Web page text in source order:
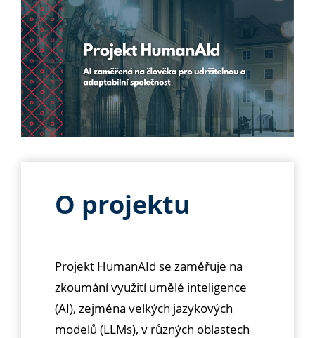
O projektu
Projekt HumanAId se zaměřuje na
zkoumání využití umělé inteligence
(AI), zejména velkých jazykových
modelů (LLMs), v různých oblastech